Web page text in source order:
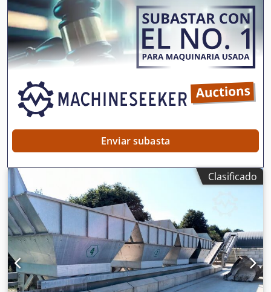
Características principales: Modelo: Vifesa KMV-1800
Capacidad nominal de 1800 litros Tolva amarilla de gran
volumen en excelente estado Estructura metálica robusta
blanca con sistema de elevación por cadena Motor y
sistema mecánico completo Panel eléctrico VIFESA original
químicos, aditivos, piensos u otros materiales a granel
Estado: Usado, pero muy bien conservado. Funciona
perfectamente. Presenta signos normales de uso (suciedad
Enviar subasta
Clasificado